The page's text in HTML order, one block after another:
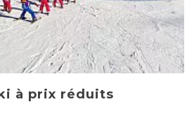
à prix réduits